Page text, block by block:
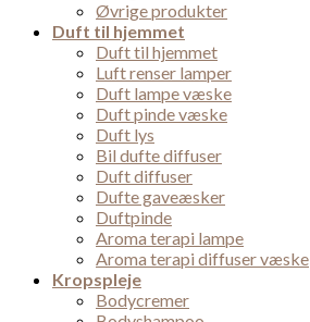
Øvrige produkter
Duft til hjemmet
Duft til hjemmet
Luft renser lamper
Duft lampe væske
Duft pinde væske
Duft lys
Bil dufte diffuser
Duft diffuser
Dufte gaveæsker
Duftpinde
Aroma terapi lampe
Aroma terapi diffuser væske
Kropspleje
Bodycremer